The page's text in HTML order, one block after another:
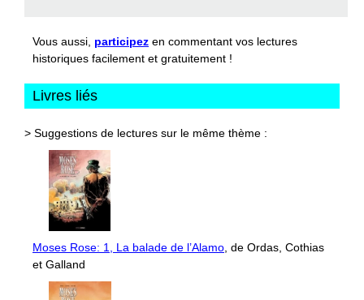
Vous aussi, participez en commentant vos lectures
historiques facilement et gratuitement !
Livres liés
> Suggestions de lectures sur le même thème :
Moses Rose: 1, La balade de l’Alamo, de Ordas, Cothias
et Galland